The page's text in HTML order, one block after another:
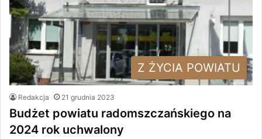
Z ŻYCIA POWIATU
Redakcja 21 grudnia 2023
Budżet powiatu radomszczańskiego na
2024 rok uchwalony